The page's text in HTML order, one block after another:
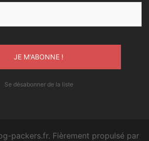
Se désabonner de la liste
packers.fr. Fièrement propulsé par